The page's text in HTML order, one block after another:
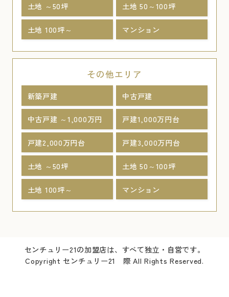
土地 ～50坪 土地 50～100坪
土地 100坪～ マンション
その他エリア
新築戸建 中古戸建
中古戸建 ～1,000万円 戸建1,000万円台
戸建2,000万円台 戸建3,000万円台
土地 ～50坪 土地 50～100坪
土地 100坪～ マンション
センチュリー21の加盟店は、すべて独立・自営です。
Copyright センチュリー21 際 All Rights Reserved.